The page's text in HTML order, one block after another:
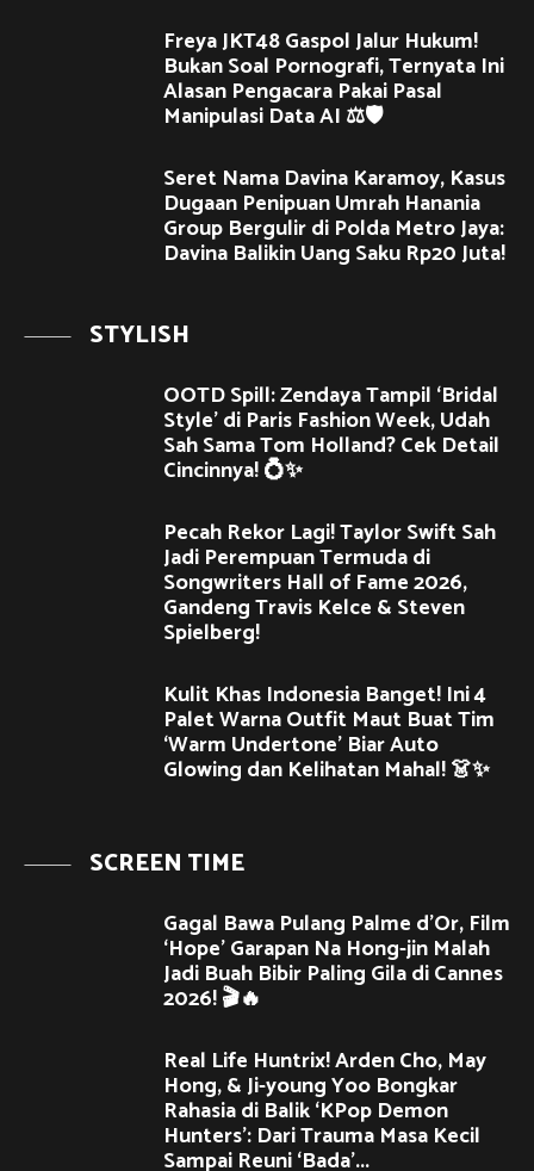
Freya JKT48 Gaspol Jalur Hukum!
Bukan Soal Pornografi, Ternyata Ini
Alasan Pengacara Pakai Pasal
Manipulasi Data AI ⚖️🛡️
Seret Nama Davina Karamoy, Kasus
Dugaan Penipuan Umrah Hanania
Group Bergulir di Polda Metro Jaya:
Davina Balikin Uang Saku Rp20 Juta!
STYLISH
OOTD Spill: Zendaya Tampil ‘Bridal
Style’ di Paris Fashion Week, Udah
Sah Sama Tom Holland? Cek Detail
Cincinnya! 💍✨
Pecah Rekor Lagi! Taylor Swift Sah
Jadi Perempuan Termuda di
Songwriters Hall of Fame 2026,
Gandeng Travis Kelce & Steven
Spielberg!
Kulit Khas Indonesia Banget! Ini 4
Palet Warna Outfit Maut Buat Tim
‘Warm Undertone’ Biar Auto
Glowing dan Kelihatan Mahal! 👗✨
SCREEN TIME
Gagal Bawa Pulang Palme d’Or, Film
‘Hope’ Garapan Na Hong-jin Malah
Jadi Buah Bibir Paling Gila di Cannes
2026! 🎬🔥
Real Life Huntrix! Arden Cho, May
Hong, & Ji-young Yoo Bongkar
Rahasia di Balik ‘KPop Demon
Hunters’: Dari Trauma Masa Kecil
Sampai Reuni ‘Bada’...